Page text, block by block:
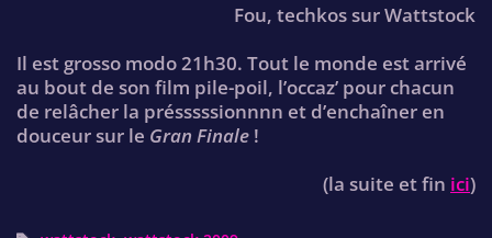
Fou, techkos sur Wattstock
Il est grosso modo 21h30. Tout le monde est arrivé
au bout de son film pile-poil, l’occaz’ pour chacun
de relâcher la présssssionnnn et d’enchaîner en
douceur sur le Gran Finale !
(la suite et fin ici)